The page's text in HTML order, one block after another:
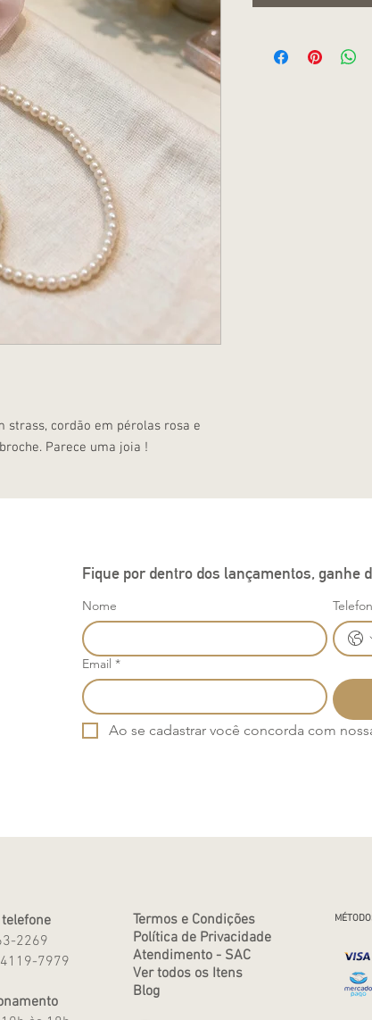
strass, cordão em pérolas rosa e
Parece uma joia !
Fique por dentro dos lançamentos, ganhe
Nome
Email *
Ao se cadastrar você concorda com
2269
7979
Termos e Condições
Política de Privacidade
Atendimento - SAC
Ver todos os Itens
Blog